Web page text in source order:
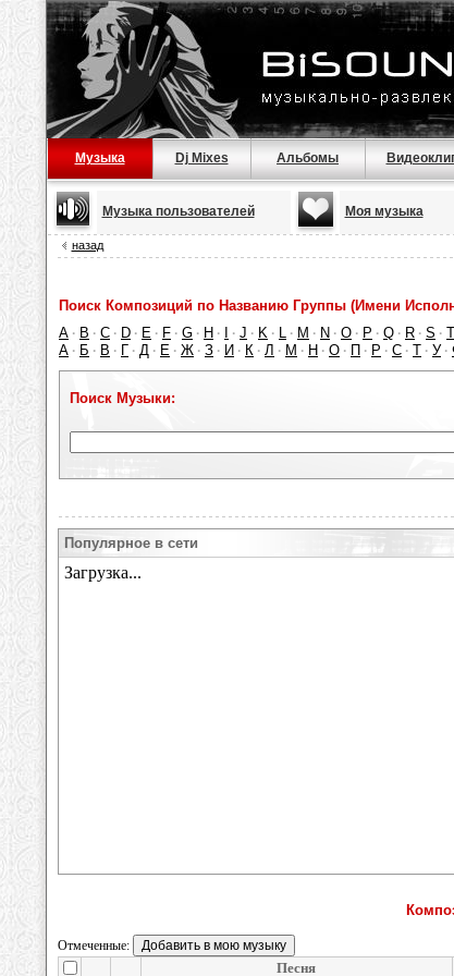
Музыка Dj Mixes Альбомы
Музыка пользователей Моя музыка
назад
Поиск Композиций по Названию Группы (Имени
A · B · C · D · E · F · G · H · · J · K · L · M · N · O · P · Q · R · S · T
А · Б · В · Г · Д · Е · Ж · З · И · К · Л · М · Н · О · П · Р · С · Т · У ·
Поиск Музыки:
Популярное в сети
Отмеченные:
Песня